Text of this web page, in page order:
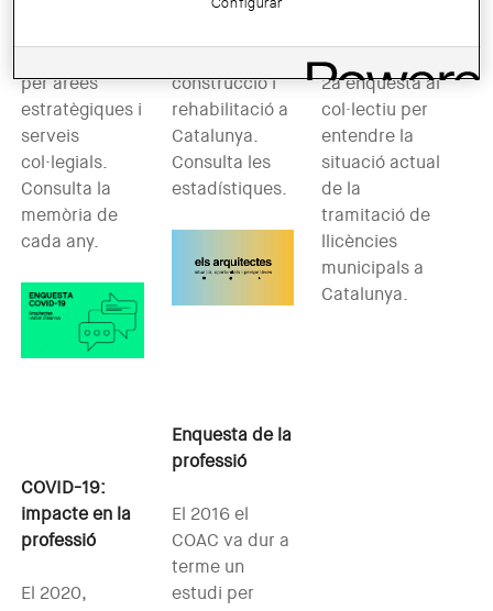
per àrees
estratègiques i
serveis
col·legials.
Consulta la
memòria de
cada any.
COVID-19:
impacte en la
professió
El 2020,
construcció i
rehabilitació a
Catalunya.
Consulta les
estadístiques.
Enquesta de la
professió
El 2016 el
COAC va dur a
terme un
estudi per
realitzar una
2a enquesta al
col·lectiu per
entendre la
situació actual
de la
tramitació de
llicències
municipals a
Catalunya.